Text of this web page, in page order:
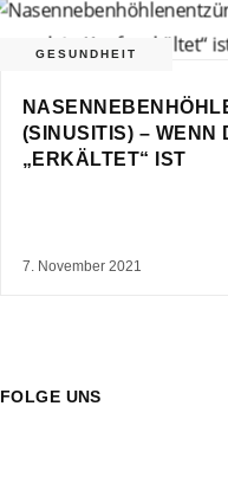
GESUNDHEIT
(SINUSITIS) – WENN
„ERKÄLTET“ IST
7. November 2021
FOLGE UNS